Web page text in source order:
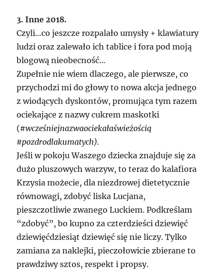
3. Inne 2018.
Czyli…co jeszcze rozpalało umysły + klawiatury
ludzi oraz zalewało ich tablice i fora pod moją
blogową nieobecność…
Zupełnie nie wiem dlaczego, ale pierwsze, co
przychodzi mi do głowy to nowa akcja jednego
z wiodących dyskontów, promująca tym razem
ociekające z nazwy cukrem maskotki
(#wcześniejnazwaociekałaświeżością
#pozdrodlakumatych).
Jeśli w pokoju Waszego dziecka znajduje się za
dużo pluszowych warzyw, to teraz do kalafiora
Krzysia możecie, dla niezdrowej dietetycznie
równowagi, zdobyć liska Lucjana,
pieszczotliwie zwanego Luckiem. Podkreślam
“zdobyć”, bo kupno za czterdzieści dziewięć
dziewięćdziesiąt dziewięć się nie liczy. Tylko
zamiana za naklejki, pieczołowicie zbierane to
prawdziwy sztos, respekt i propsy.